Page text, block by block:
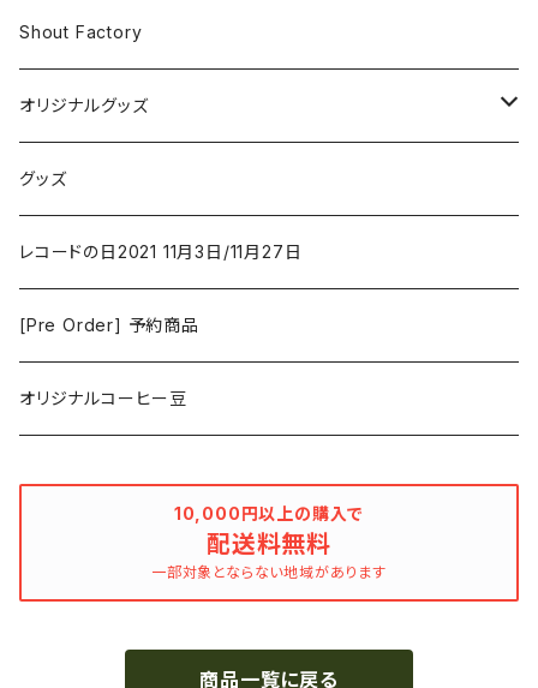
アクション/クライム
コメディ
ファンタジー/アドベンチャー
アニメーション
ゲーム
ミュージカル/音楽/ドキュメンタリー/コンピ
Iron and Wine
Grouper
Bill Callahan
Phoebe Bridgers
Electronic & Ambient
New Order
Jazz
Shout Factory
オリジナルグッズ
コーヒー
洋服
グッズ
レコードの日2021 11月3日/11月27日
[Pre Order] 予約商品
オリジナルコーヒー豆
10,000円以上の購入で
配送料無料
一部対象とならない地域があります
商品一覧に戻る